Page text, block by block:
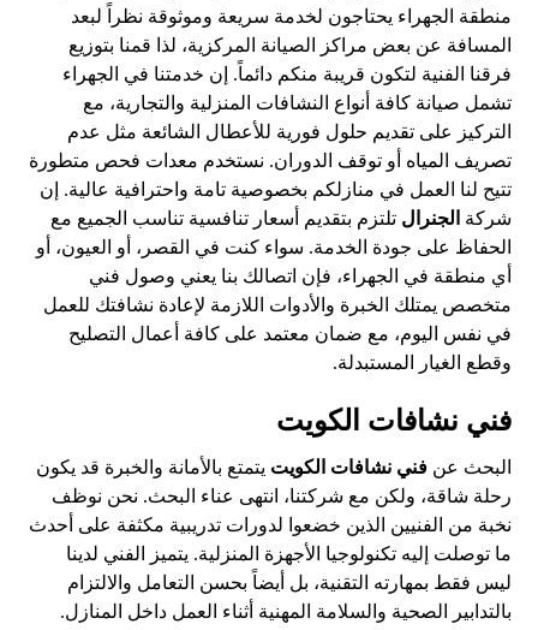
منطقة الجهراء يحتاجون لخدمة سريعة وموثوقة نظراً لبعد
المسافة عن بعض مراكز الصيانة المركزية، لذا قمنا بتوزيع
فرقنا الفنية لتكون قريبة منكم دائماً. إن خدمتنا في الجهراء
تشمل صيانة كافة أنواع النشافات المنزلية والتجارية، مع
التركيز على تقديم حلول فورية للأعطال الشائعة مثل عدم
تصريف المياه أو توقف الدوران. نستخدم معدات فحص متطورة
تتيح لنا العمل في منازلكم بخصوصية تامة واحترافية عالية. إن
شركة الجنرال تلتزم بتقديم أسعار تنافسية تناسب الجميع مع
الحفاظ على جودة الخدمة. سواء كنت في القصر، أو العيون، أو
أي منطقة في الجهراء، فإن اتصالك بنا يعني وصول فني
متخصص يمتلك الخبرة والأدوات اللازمة لإعادة نشافتك للعمل
في نفس اليوم، مع ضمان معتمد على كافة أعمال التصليح
وقطع الغيار المستبدلة.
فني نشافات الكويت
البحث عنفني نشافات الكويت يتمتع بالأمانة والخبرة قد يكون
رحلة شاقة، ولكن مع شركتنا، انتهى عناء البحث. نحن نوظف
نخبة من الفنيين الذين خضعوا لدورات تدريبية مكثفة على أحدث
ما توصلت إليه تكنولوجيا الأجهزة المنزلية. يتميز الفني لدينا
ليس فقط بمهارته التقنية، بل أيضاً بحسن التعامل والالتزام
بالتدابير الصحية والسلامة المهنية أثناء العمل داخل المنازل.